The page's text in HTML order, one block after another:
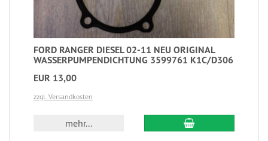
FORD RANGER DIESEL 02-11 NEU ORIGINAL
WASSERPUMPENDICHTUNG 3599761 K1C/D306
EUR 13,00
zzgl. Versandkosten
mehr...